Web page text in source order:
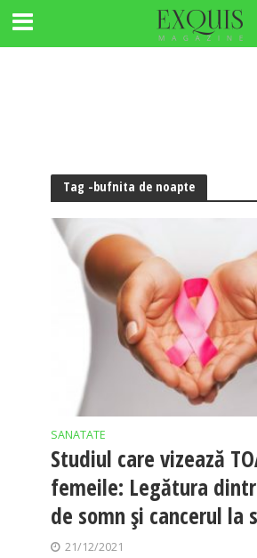
Tag -bufnita de noapte
SANATATE
Studiul care vizează
femeile: Legătura
de somn şi cancerul la
21/12/2021